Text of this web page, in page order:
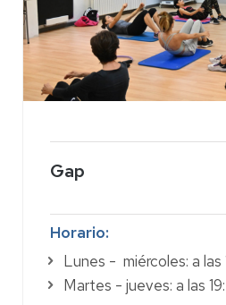
Gap
Actividad:
localizada diseñado para
media y el tren inferior,
completa glúteos,
Horario:
Lunes - miércoles: a las
Martes - jueves: a las